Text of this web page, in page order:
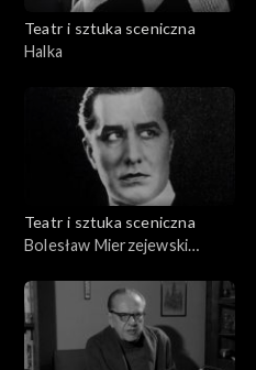
Teatr i sztuka sceniczna
Halka
Teatr i sztuka sceniczna
Bolesław Mierzejewski